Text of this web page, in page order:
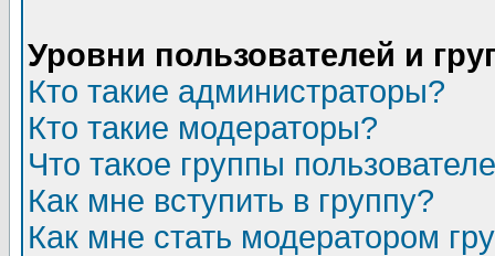
Уровни пользователей и
Кто такие администраторы?
Кто такие модераторы?
Что такое группы
Как мне вступить в группу?
Как мне стать модератором